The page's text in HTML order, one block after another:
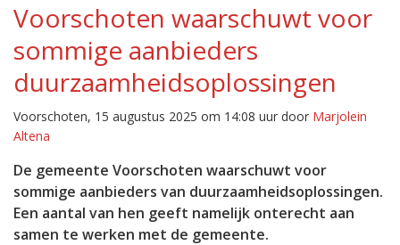
Voorschoten waarschuwt voor
sommige aanbieders
duurzaamheidsoplossingen
Voorschoten, 15 augustus 2025 om 14:08 uur door Marjolein
Altena
De gemeente Voorschoten waarschuwt voor
sommige aanbieders van duurzaamheidsoplossingen.
Een aantal van hen geeft namelijk onterecht aan
samen te werken met de gemeente.